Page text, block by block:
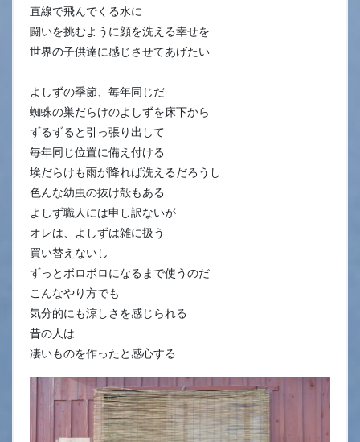
直線で飛んでくる水に
闘いを挑むように顔を洗える幸せを
世界の子供達に感じさせてあげたい
よしずの季節、毎年同じだ
蜘蛛の巣だらけのよしずを床下から
ずるずると引っ張り出して
毎年同じ位置に備え付ける
埃だらけも雨が降れば洗えるだろうし
色んな幼虫の抜け殻もある
よしず職人には申し訳ないが
オレは、よしずは雑に扱う
買い替えないし
ずっとボロボロになるまで使うのだ
こんなやり方でも
気分的にも涼しさを感じられる
昔の人は
凄いものを作ったと感心する